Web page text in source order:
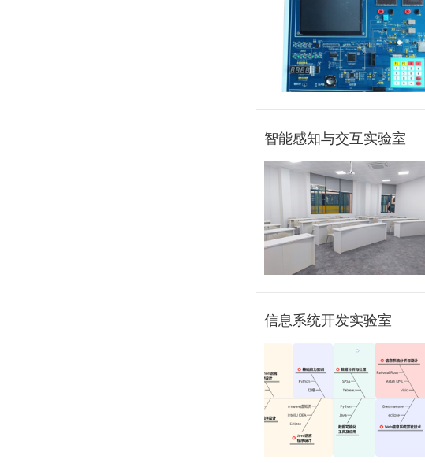
智能感知与交互实验室
信息系统开发实验室